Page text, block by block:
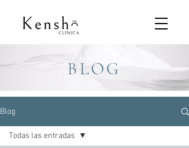
BLOG
Blog
Todas las entradas